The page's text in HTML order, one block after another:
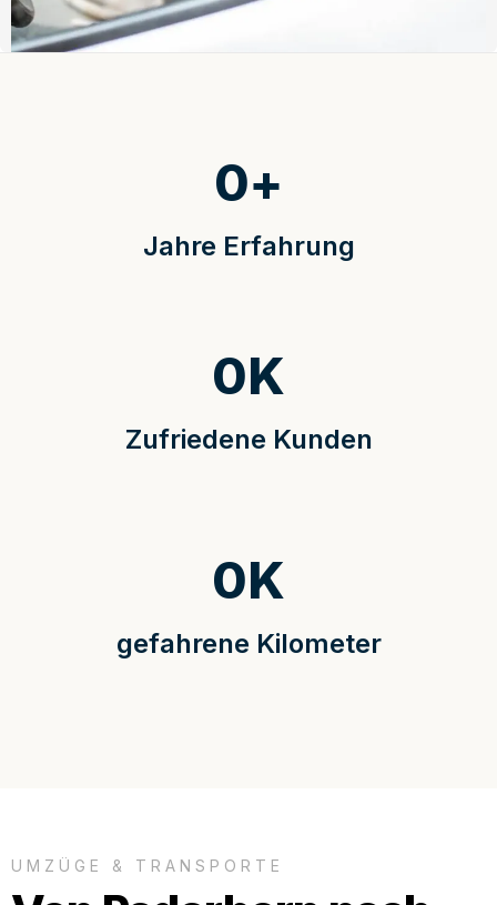
Jahre Erfahrung
0+
Zufriedene Kunden
0K
gefahrene Kilometer
0K
UMZÜGE & TRANSPORTE